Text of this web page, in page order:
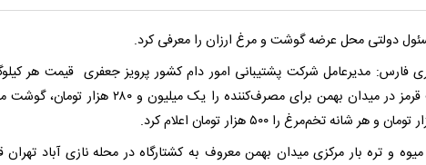
دولتی محل عرضه گوشت و مرغ ارزان را معرفی کرد.
فارس: مدیرعامل شرکت پشتیبانی امور دام کشور پرویز جعفری قیمت هر
گوشت قرمز در میدان بهمن برای مصرف‌کننده را یک میلیون و ۲۸۰ هزار
و تره بار مرکزی میدان بهمن معروف به کشتارگاه در محله نازی آباد تهران